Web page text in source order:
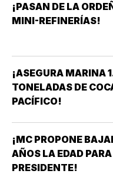
¡PASAN DE LA
MINI-REFINERÍAS!
¡ASEGURA MARINA
TONELADAS DE
PACÍFICO!
¡MC PROPONE
AÑOS LA EDAD PARA
PRESIDENTE!